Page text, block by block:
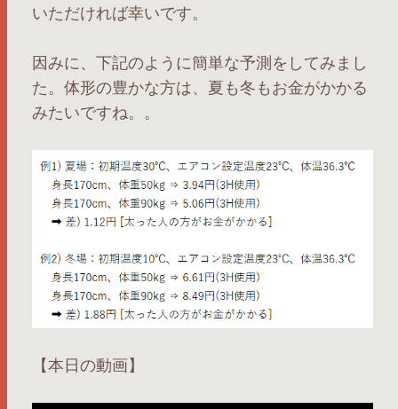
いただければ幸いです。
因みに、下記のように簡単な予測をしてみまし
た。体形の豊かな方は、夏も冬もお金がかかる
みたいですね。。
【本日の動画】